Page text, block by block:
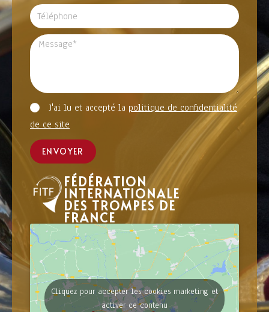
J'ai lu et accepté la politique de confidentialité
de ce site
ENVOYER
FÉDÉRATION
INTERNATIONALE
DES TROMPES DE
FRANCE
Cliquez pour accepter les cookies marketing et
activer ce contenu